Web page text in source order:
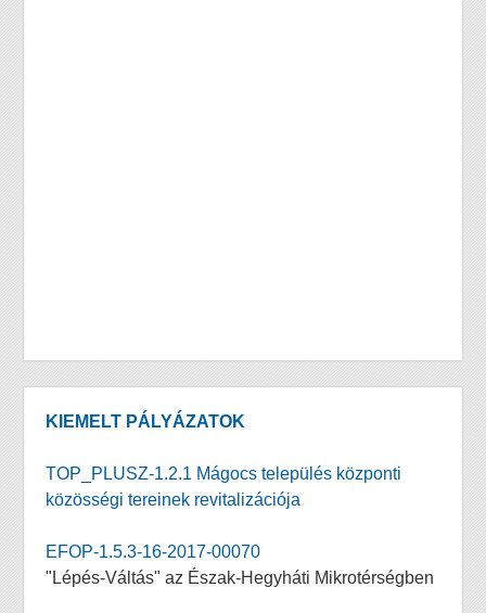
KIEMELT PÁLYÁZATOK
TOP_PLUSZ-1.2.1 Mágocs település központi
közösségi tereinek revitalizációja
EFOP-1.5.3-16-2017-00070
"Lépés-Váltás" az Észak-Hegyháti Mikrotérségben